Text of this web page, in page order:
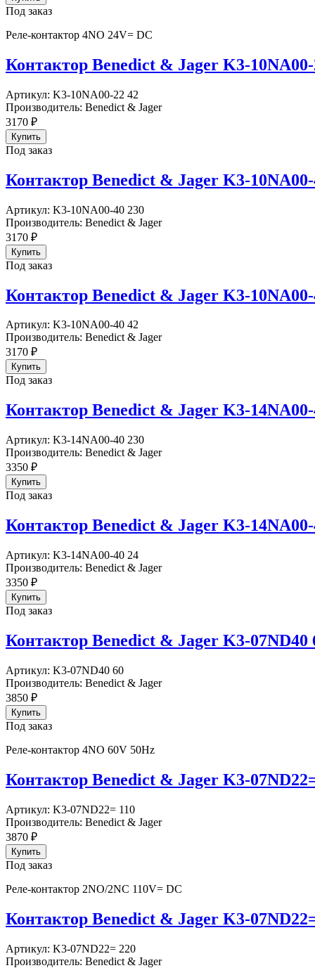
Под заказ
Реле-контактор 4NO 24V= DC
Контактор Benedict & Jager K3-10NA00-
Артикул: K3-10NA00-22 42
Производитель: Benedict & Jager
3170 ₽
Под заказ
Контактор Benedict & Jager K3-10NA00-
Артикул: K3-10NA00-40 230
Производитель: Benedict & Jager
3170 ₽
Под заказ
Контактор Benedict & Jager K3-10NA00-
Артикул: K3-10NA00-40 42
Производитель: Benedict & Jager
3170 ₽
Под заказ
Контактор Benedict & Jager K3-14NA00-
Артикул: K3-14NA00-40 230
Производитель: Benedict & Jager
3350 ₽
Под заказ
Контактор Benedict & Jager K3-14NA00-
Артикул: K3-14NA00-40 24
Производитель: Benedict & Jager
3350 ₽
Под заказ
Контактор Benedict & Jager K3-07ND40
Артикул: K3-07ND40 60
Производитель: Benedict & Jager
3850 ₽
Под заказ
Реле-контактор 4NO 60V 50Hz
Контактор Benedict & Jager K3-
Артикул: K3-07ND22= 110
Производитель: Benedict & Jager
3870 ₽
Под заказ
Реле-контактор 2NO/2NC 110V= DC
Контактор Benedict & Jager K3-
Артикул: K3-07ND22= 220
Производитель: Benedict & Jager